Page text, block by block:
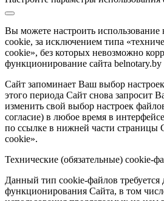
Вы можете настроить использование
cookie, за исключением типа
cookie», без которых невозможно
функционирование сайта belnotary.by
Сайт запоминает Ваш выбор
этого периода Сайт снова запросит
изменить свой выбор настроек
согласие) в любое время в
по ссылке в нижней части страницы
cookie».
Технические (обязательные) cookie-
Данный тип cookie-файлов требуется
функционирования Сайта, в том